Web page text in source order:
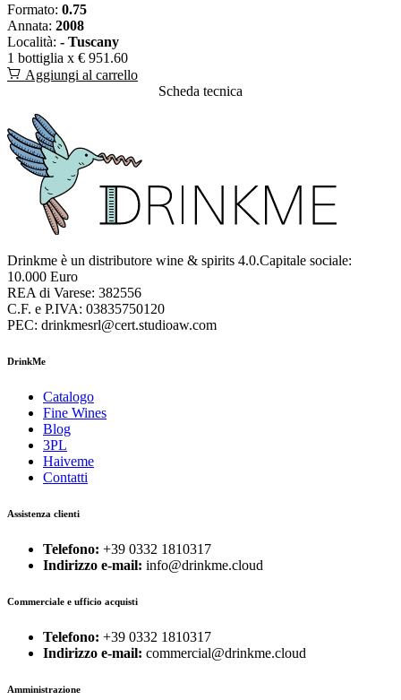
Formato: 0.75
Annata: 2008
Località: - Tuscany
1 bottiglia x € 951.60
Aggiungi al carrello
Scheda tecnica
Drinkme è un distributore wine & spirits 4.0.Capitale sociale:
10.000 Euro
REA di Varese: 382556
C.F. e P.IVA: 03835750120
PEC: drinkmesrl@cert.studioaw.com
DrinkMe
Catalogo
Fine Wines
Blog
3PL
Haiveme
Contatti
Assistenza clienti
Telefono: +39 0332 1810317
Indirizzo e-mail: info@drinkme.cloud
Commerciale e ufficio acquisti
Telefono: +39 0332 1810317
Indirizzo e-mail: commercial@drinkme.cloud
Amministrazione